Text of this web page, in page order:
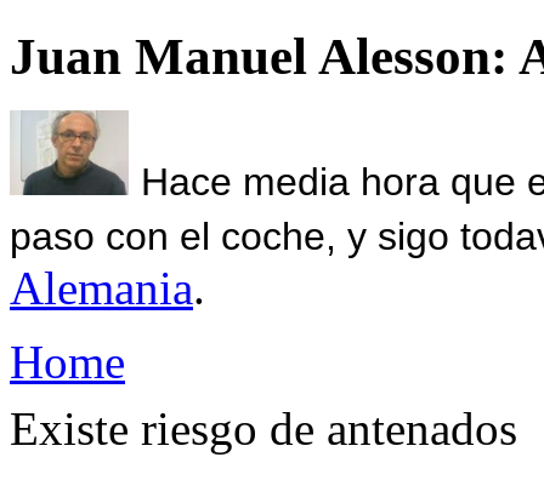
Juan Manuel Alesson:
Hace media hora que
paso con el coche, y sigo
Alemania.
Home
Existe riesgo de antenados